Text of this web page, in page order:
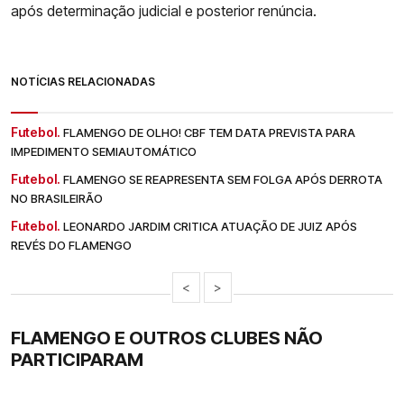
após determinação judicial e posterior renúncia.
NOTÍCIAS RELACIONADAS
Futebol. FLAMENGO DE OLHO! CBF TEM DATA PREVISTA PARA
IMPEDIMENTO SEMIAUTOMÁTICO
Futebol. FLAMENGO SE REAPRESENTA SEM FOLGA APÓS DERROTA
NO BRASILEIRÃO
Futebol. LEONARDO JARDIM CRITICA ATUAÇÃO DE JUIZ APÓS
REVÉS DO FLAMENGO
< >
FLAMENGO E OUTROS CLUBES NÃO
PARTICIPARAM